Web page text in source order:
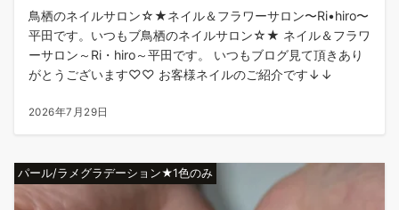
鳥栖のネイルサロン☆★ネイル＆フラワーサロン〜Ri•hiro〜
平田です。いつもブ鳥栖のネイルサロン☆★ ネイル＆フラワ
ーサロン～Ri・hiro～平田です。 いつもブログ見て頂きあり
がとうございます♡♡ お客様ネイルのご紹介です↓↓
2026年7月29日
パール/ラメグラデーション★1色のみ